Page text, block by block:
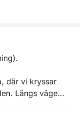
där vi kryssar
Längs vägen
vid floden.